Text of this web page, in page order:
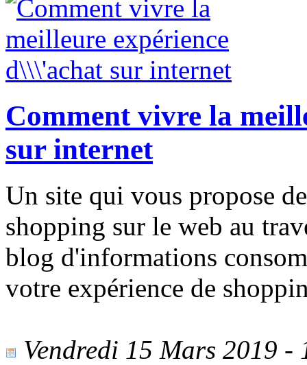
Comment vivre la
sur internet
Un site qui vous propose
shopping sur le web au
blog d'informations
votre expérience de
Vendredi 15 Mars 2019 -